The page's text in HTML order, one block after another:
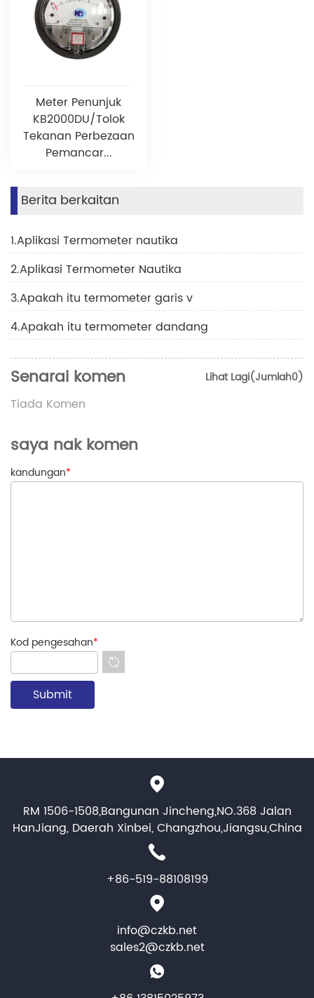
Meter Penunjuk
KB2000DU/Tolok
Tekanan Perbezaan
Pemancar...
Berita berkaitan
1.Aplikasi Termometer nautika
2.Aplikasi Termometer Nautika
3.Apakah itu termometer garis v
4.Apakah itu termometer dandang
Lihat Lagi(Jumlah0)
Senarai komen
Tiada Komen
saya nak komen
kandungan*
Kod pengesahan*
RM 1506-1508,Bangunan Jincheng,NO.368 Jalan
HanJiang, Daerah Xinbei, Changzhou,Jiangsu,China
+86-519-88108199
info@czkb.net
sales2@czkb.net